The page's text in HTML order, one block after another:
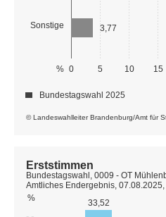
Sonstige
0 5 10 15
%
3,77
© Landeswahlleiter Brandenburg/Amt für
Bundestagswahl 2025
%
33,52
Erststimmen
Bundestagswahl, 0009 - OT
Amtliches Endergebnis,